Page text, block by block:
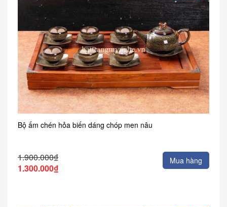
Bộ ấm chén hỏa biến dáng chóp men nâu
1.900.000₫
1.300.000₫
Mua hàng